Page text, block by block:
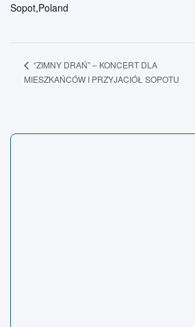
Sopot,Poland
“ZIMNY DRAŃ” – KONCERT DLA
MIESZKAŃCÓW I PRZYJACIÓŁ SOPOTU